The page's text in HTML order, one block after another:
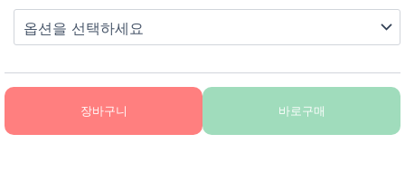
장바구니 바로구매